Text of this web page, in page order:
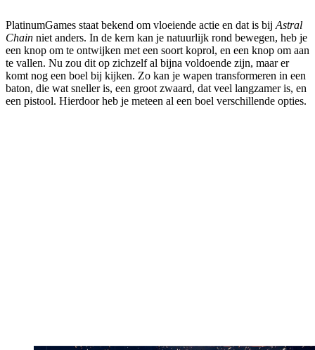
PlatinumGames staat bekend om vloeiende actie en dat is bij Astral
Chain niet anders. In de kern kan je natuurlijk rond bewegen, heb je
een knop om te ontwijken met een soort koprol, en een knop om aan
te vallen. Nu zou dit op zichzelf al bijna voldoende zijn, maar er
komt nog een boel bij kijken. Zo kan je wapen transformeren in een
baton, die wat sneller is, een groot zwaard, dat veel langzamer is, en
een pistool. Hierdoor heb je meteen al een boel verschillende opties.